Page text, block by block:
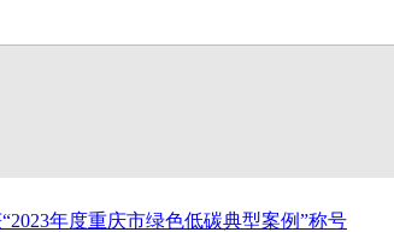
年度重庆市绿色低碳典型案例”称号